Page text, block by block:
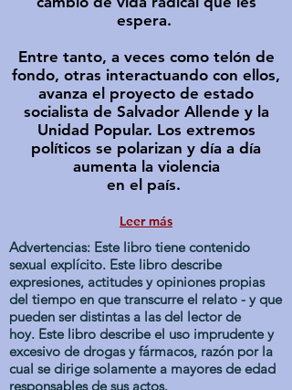
espera.
Entre tanto, a veces como telón de
fondo, otras interactuando con ellos,
avanza el proyecto de estado
socialista de Salvador Allende y la
Unidad Popular. Los extremos
políticos se polarizan y día a día
aumenta la violencia
en el país.
Leer más
Advertencias: Este libro tiene contenido
sexual explícito. Este libro describe
expresiones, actitudes y opiniones propias
del tiempo en que transcurre el relato - y que
pueden ser distintas a las del lector de
hoy. Este libro describe el uso imprudente y
excesivo de drogas y fármacos, razón por la
cual se dirige solamente a mayores de edad
responsables de sus actos.